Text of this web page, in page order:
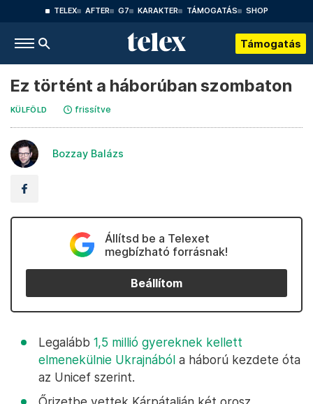
TELEX AFTER G7 KARAKTER TÁMOGATÁS SHOP
Támogatás
Ez történt a háborúban szombaton
KÜLFÖLD frissítve
Bozzay Balázs
Állítsd be a Telexet
megbízható forrásnak!
Beállítom
Legalább 1,5 millió gyereknek kellett
elmenekülnie Ukrajnából a háború kezdete óta
az Unicef szerint.